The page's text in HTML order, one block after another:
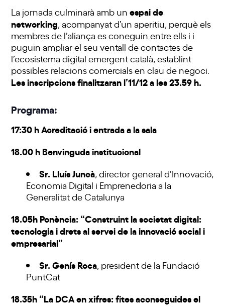
La jornada culminarà amb unespai de
networking, acompanyat d’un aperitiu, perquè els
membres de l’aliança es coneguin entre ells i i
puguin ampliar el seu ventall de contactes de
l’ecosistema digital emergent català, establint
possibles relacions comercials en clau de negoci.
Les inscripcions finalitzaran l’11/12 a les 23.59 h.
Programa:
17:30 h Acreditació i entrada a la sala
18.00 h Benvinguda institucional
Sr. Lluís Juncà, director general d’Innovació,
Economia Digital i Emprenedoria a la
Generalitat de Catalunya
18.05h Ponència: “Construint la societat digital:
tecnologia i drets al servei de la innovació social i
empresarial”
Sr. Genís Roca, president de la Fundació
PuntCat
18.35h “La DCA en xifres: fites aconseguides el